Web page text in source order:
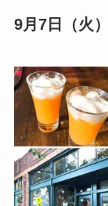
9月7日（火）